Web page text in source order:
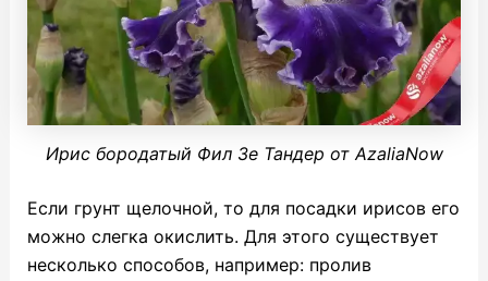
Ирис бородатый Фил Зе Тандер от AzaliaNow
Если грунт щелочной, то для посадки ирисов его
можно слегка окислить. Для этого существует
несколько способов, например: пролив